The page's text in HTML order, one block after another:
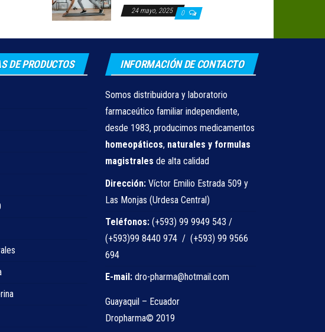
24 mayo, 2025 0
DE PRODUCTOS INFORMACIÓN DE CONTACTO
Somos distribuidora y laboratorio
farmaceútico familiar independiente,
desde 1983, producimos medicamentos
homeopáticos, naturales y formulas
magistrales de alta calidad
Dirección: Víctor Emilio Estrada 509 y
Las Monjas (Urdesa Central)
Teléfonos: (+593) 99 9949 543 /
(+593)99 8440 974 / (+593) 99 9566
694
E-mail: dro-pharma@hotmail.com
Guayaquil – Ecuador
Dropharma© 2019